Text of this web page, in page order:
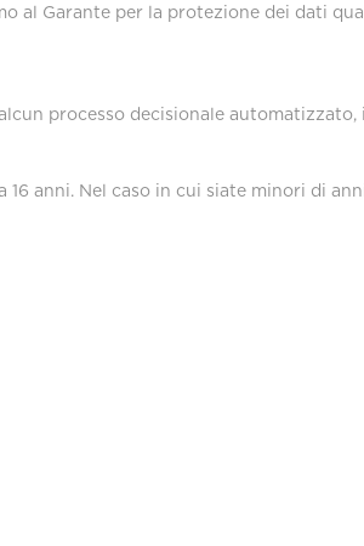
al Garante per la protezione dei dati
processo decisionale
anni. Nel caso in cui siate minori di